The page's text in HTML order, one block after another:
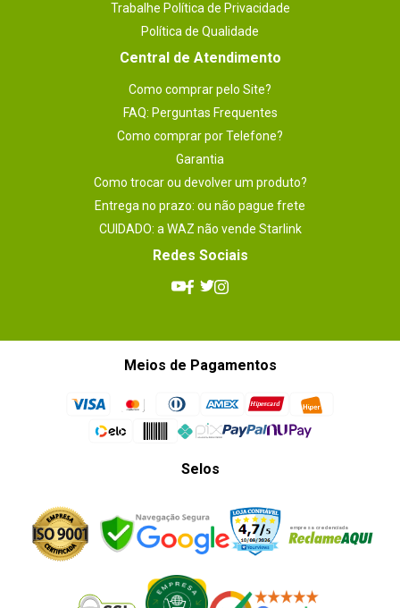
Trabalhe Política de Privacidade
Política de Qualidade
Central de Atendimento
Como comprar pelo Site?
FAQ: Perguntas Frequentes
Como comprar por Telefone?
Garantia
Como trocar ou devolver um produto?
Entrega no prazo: ou não pague frete
CUIDADO: a WAZ não vende Starlink
Redes Sociais
Meios de Pagamentos
Selos